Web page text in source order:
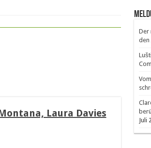
Laura Davies
Der
den
Juli